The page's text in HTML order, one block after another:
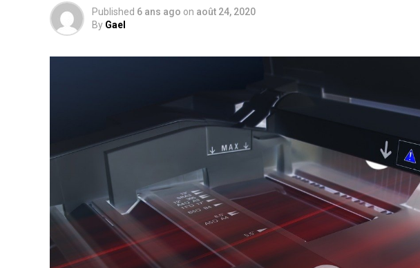
Published 6 ans ago on août 24, 2020
By Gael